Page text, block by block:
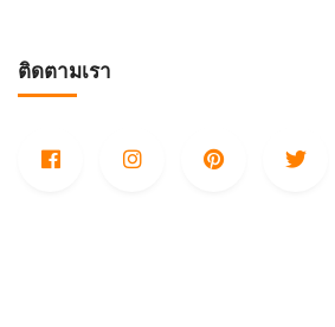
ติดตามเรา